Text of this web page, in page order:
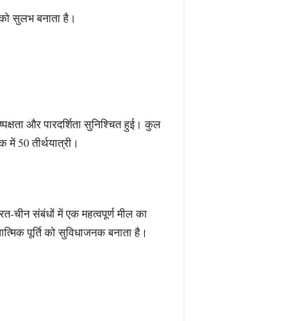
सुलभ बनाता है।
और पारदर्शिता सुनिश्चित हुई। कुल
50 तीर्थयात्री।
चीन संबंधों में एक महत्वपूर्ण मील का
पूर्ति को सुविधाजनक बनाता है।